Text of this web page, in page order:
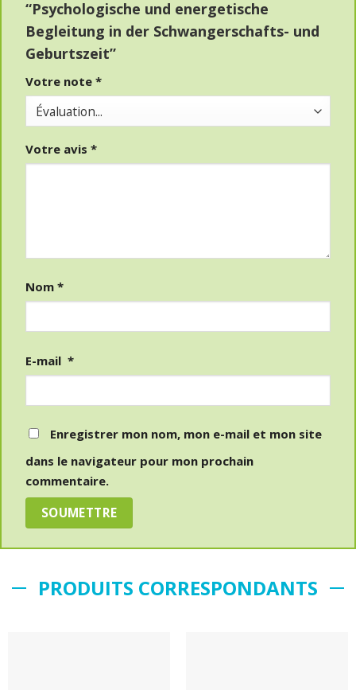
“Psychologische und energetische
Begleitung in der Schwangerschafts- und
Geburtszeit”
Votre note *
Votre avis *
Nom *
E-mail *
Enregistrer mon nom, mon e-mail et mon site
dans le navigateur pour mon prochain
commentaire.
PRODUITS CORRESPONDANTS